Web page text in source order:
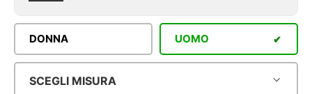
DONNA UOMO
SCEGLI MISURA